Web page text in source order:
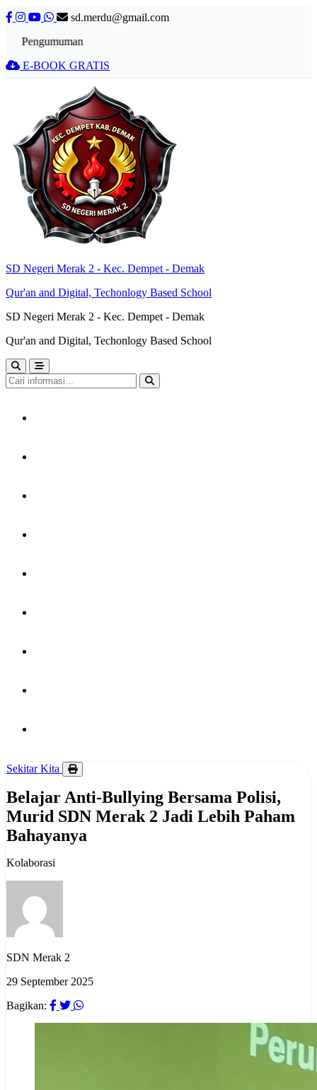
sd.merdu@gmail.com
Pengumuman
E-BOOK GRATIS
SD Negeri Merak 2 - Kec. Dempet - Demak
Qur'an and Digital, Techonlogy Based School
SD Negeri Merak 2 - Kec. Dempet - Demak
Qur'an and Digital, Techonlogy Based School
Sekitar Kita
Belajar Anti-Bullying Bersama Polisi,
Murid SDN Merak 2 Jadi Lebih Paham
Bahayanya
Kolaborasi
SDN Merak 2
29 September 2025
Bagikan: